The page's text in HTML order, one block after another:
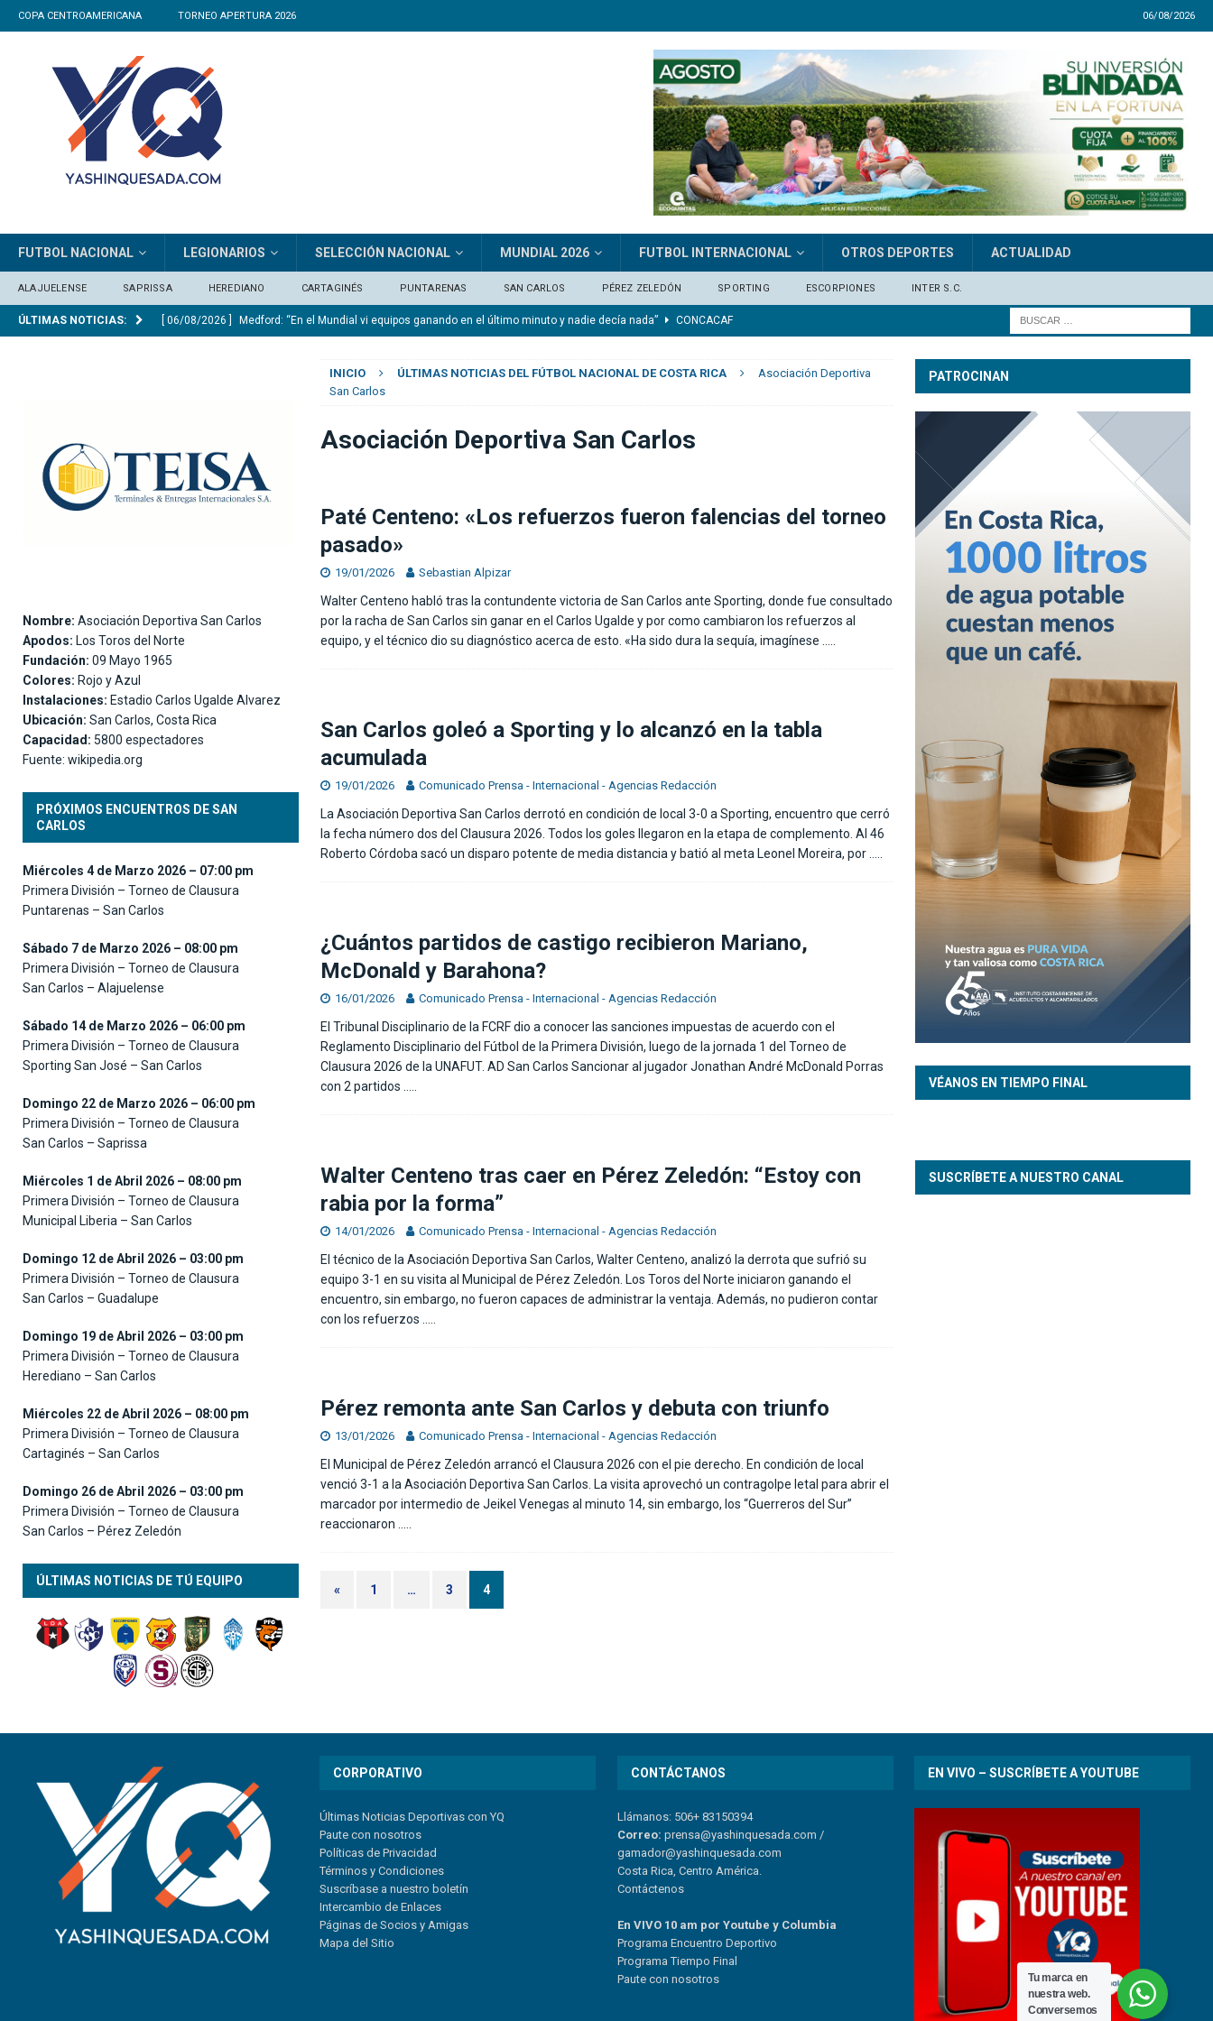
COPA CENTROAMERICANA TORNEO APERTURA 2026 06/08/2026
FUTBOL NACIONAL LEGIONARIOS SELECCIÓN NACIONAL MUNDIAL 2026 FUTBOL INTERNACIONAL OTROS DEPORTES ACTUALIDAD
ALAJUELENSE SAPRISSA HEREDIANO CARTAGINÉS PUNTARENAS SAN CARLOS PÉREZ ZELEDÓN SPORTING ESCORPIONES INTER S.C.
ÚLTIMAS NOTICIAS: [ 06/08/2026 ] Medford: “En el Mundial vi equipos ganando en el último minuto y nadie decía nada” CONCACAF
Herediano no resistió el veneno del Alianza CLUB SPORT HEREDIANO
El Real Madrid anuncia el fichaje del extremo marfileño Yan Diomandé FÚTBOL INTERNACIONAL
INICIO ÚLTIMAS NOTICIAS DEL FÚTBOL NACIONAL DE COSTA RICA
Asociación Deportiva
San Carlos
Asociación Deportiva San Carlos
Paté Centeno: «Los refuerzos fueron falencias del torneo
pasado»
19/01/2026 Sebastian Alpizar
Walter Centeno habló tras la contundente victoria de San Carlos ante Sporting, donde fue consultado
por la racha de San Carlos sin ganar en el Carlos Ugalde y por como cambiaron los refuerzos al
equipo, y el técnico dio su diagnóstico acerca de esto. «Ha sido dura la sequía, imagínese
San Carlos goleó a Sporting y lo alcanzó en la tabla
acumulada
19/01/2026 Comunicado Prensa - Internacional - Agencias Redacción
La Asociación Deportiva San Carlos derrotó en condición de local 3-0 a Sporting, encuentro que cerró
la fecha número dos del Clausura 2026. Todos los goles llegaron en la etapa de complemento. Al 46
Roberto Córdoba sacó un disparo potente de media distancia y batió al meta Leonel Moreira, por
¿Cuántos partidos de castigo recibieron Mariano,
McDonald y Barahona?
16/01/2026 Comunicado Prensa - Internacional - Agencias Redacción
El Tribunal Disciplinario de la FCRF dio a conocer las sanciones impuestas de acuerdo con el
Reglamento Disciplinario del Fútbol de la Primera División, luego de la jornada 1 del Torneo de
Clausura 2026 de la UNAFUT. AD San Carlos Sancionar al jugador Jonathan André McDonald Porras
con 2 partidos
Walter Centeno tras caer en Pérez Zeledón: “Estoy con
rabia por la forma”
14/01/2026 Comunicado Prensa - Internacional - Agencias Redacción
El técnico de la Asociación Deportiva San Carlos, Walter Centeno, analizó la derrota que sufrió su
equipo 3-1 en su visita al Municipal de Pérez Zeledón. Los Toros del Norte iniciaron ganando el
encuentro, sin embargo, no fueron capaces de administrar la ventaja. Además, no pudieron contar
con los refuerzos
Pérez remonta ante San Carlos y debuta con triunfo
13/01/2026 Comunicado Prensa - Internacional - Agencias Redacción
El Municipal de Pérez Zeledón arrancó el Clausura 2026 con el pie derecho. En condición de local
venció 3-1 a la Asociación Deportiva San Carlos. La visita aprovechó un contragolpe letal para abrir el
marcador por intermedio de Jeikel Venegas al minuto 14, sin embargo, los “Guerreros del Sur”
reaccionaron
« 1 … 3 4
Nombre: Asociación Deportiva San Carlos
Apodos: Los Toros del Norte
Fundación: 09 Mayo 1965
Colores: Rojo y Azul
Instalaciones: Estadio Carlos Ugalde Alvarez
Ubicación: San Carlos, Costa Rica
Capacidad: 5800 espectadores
Fuente: wikipedia.org
PRÓXIMOS ENCUENTROS DE SAN
CARLOS
Miércoles 4 de Marzo 2026 – 07:00 pm
Primera División – Torneo de Clausura
Puntarenas – San Carlos
Sábado 7 de Marzo 2026 – 08:00 pm
Primera División – Torneo de Clausura
San Carlos – Alajuelense
Sábado 14 de Marzo 2026 – 06:00 pm
Primera División – Torneo de Clausura
Sporting San José – San Carlos
Domingo 22 de Marzo 2026 – 06:00 pm
Primera División – Torneo de Clausura
San Carlos – Saprissa
Miércoles 1 de Abril 2026 – 08:00 pm
Primera División – Torneo de Clausura
Municipal Liberia – San Carlos
Domingo 12 de Abril 2026 – 03:00 pm
Primera División – Torneo de Clausura
San Carlos – Guadalupe
Domingo 19 de Abril 2026 – 03:00 pm
Primera División – Torneo de Clausura
Herediano – San Carlos
Miércoles 22 de Abril 2026 – 08:00 pm
Primera División – Torneo de Clausura
Cartaginés – San Carlos
Domingo 26 de Abril 2026 – 03:00 pm
Primera División – Torneo de Clausura
San Carlos – Pérez Zeledón
ÚLTIMAS NOTICIAS DE TÚ EQUIPO
PATROCINAN
VÉANOS EN TIEMPO FINAL
SUSCRÍBETE A NUESTRO CANAL
CORPORATIVO
Últimas Noticias Deportivas con YQ
Paute con nosotros
Políticas de Privacidad
Términos y Condiciones
Suscríbase a nuestro boletín
Intercambio de Enlaces
Páginas de Socios y Amigas
Mapa del Sitio
CONTÁCTANOS
Llámanos: 506+ 83150394
Correo: prensa@yashinquesada.com /
gamador@yashinquesada.com
Costa Rica, Centro América.
Contáctenos
En VIVO 10 am por Youtube y Columbia
Programa Encuentro Deportivo
Programa Tiempo Final
Pautecon nosotros
EN VIVO – SUSCRÍBETE A YOUTUBE
Tu marca en
nuestra web.
Conversemos